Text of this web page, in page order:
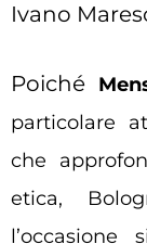
Ivano
Poiché
particolare
che
etica,